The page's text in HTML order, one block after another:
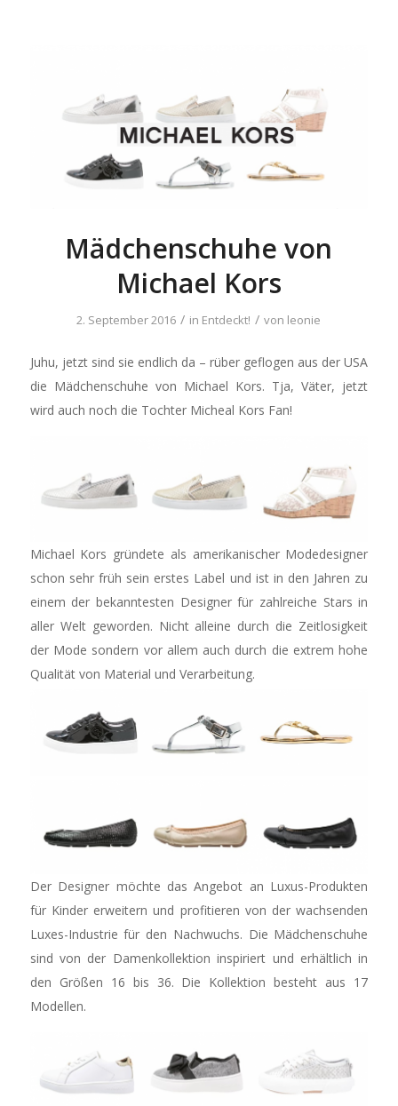
Mädchenschuhe von
Michael Kors
2. September 2016 / in Entdeckt! / von leonie
Juhu, jetzt sind sie endlich da – rüber geflogen aus der USA
die Mädchenschuhe von Michael Kors. Tja, Väter, jetzt
wird auch noch die Tochter Micheal Kors Fan!
Michael Kors gründete als amerikanischer Modedesigner
schon sehr früh sein erstes Label und ist in den Jahren zu
einem der bekanntesten Designer für zahlreiche Stars in
aller Welt geworden. Nicht alleine durch die Zeitlosigkeit
der Mode sondern vor allem auch durch die extrem hohe
Qualität von Material und Verarbeitung.
Der Designer möchte das Angebot an Luxus-Produkten
für Kinder erweitern und profitieren von der wachsenden
Luxes-Industrie für den Nachwuchs. Die Mädchenschuhe
sind von der Damenkollektion inspiriert und erhältlich in
den Größen 16 bis 36. Die Kollektion besteht aus 17
Modellen.